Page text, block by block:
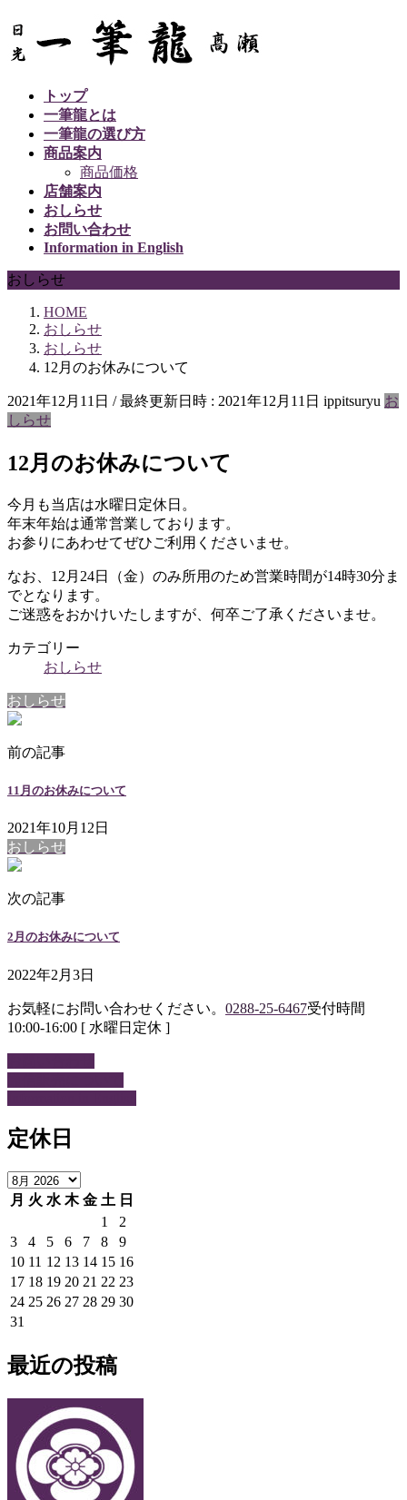
コ
ン
テ
ナ
ビ
ゲ
トップ
一筆龍とは
一筆龍の選び方
商品案内
商品価格
店舗案内
おしらせ
お問い合わせ
Information in English
おしらせ
HOME
おしらせ
おしらせ
12月のお休みについて
2021年12月11日 / 最終更新日時 : 2021年12月11日 ippitsuryu お
しらせ
12月のお休みについて
今月も当店は水曜日定休日。
年末年始は通常営業しております。
お参りにあわせてぜひご利用くださいませ。
なお、12月24日（金）のみ所用のため営業時間が14時30分ま
でとなります。
ご迷惑をおかけいたしますが、何卒ご了承くださいませ。
カテゴリー
おしらせ
おしらせ
前の記事
11月のお休みについて
2021年10月12日
おしらせ
次の記事
2月のお休みについて
2022年2月3日
お気軽にお問い合わせください。 0288-25-6467受付時間
10:00-16:00 [ 水曜日定休 ]
定休日
月 火 水 木 金 土 日
1
2
3
4 5 6 7 8
9
10 11 12 13 14 15 16
17 18 19 20 21 22 23
24 25 26 27 28 29 30
31
最近の投稿